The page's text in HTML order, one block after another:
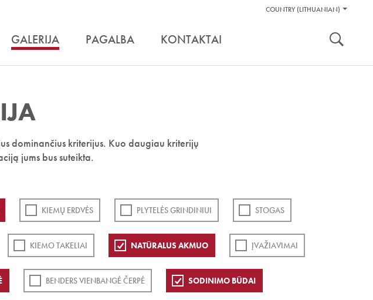
Pagalbos
COUNTRY (LITHUANIAN)
GALERIJA PAGALBA KONTAKTAI
dominančius kriterijus. Kuo daugiau kriterijų
jums bus suteikta.
KIEMŲ ERDVĖS PLYTELĖS GRINDINIUI STOGAS
KIEMO TAKELIAI NATŪRALUS AKMUO ĮVAŽIAVIMAI
BENDERS VIENBANGĖ ČERPĖ SODINIMO BŪDAI